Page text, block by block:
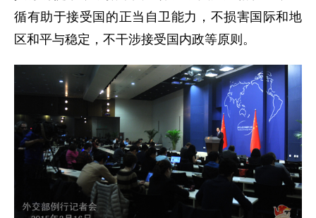
循有助于接受国的正当自卫能力，不损害国际和地
区和平与稳定，不干涉接受国内政等原则。